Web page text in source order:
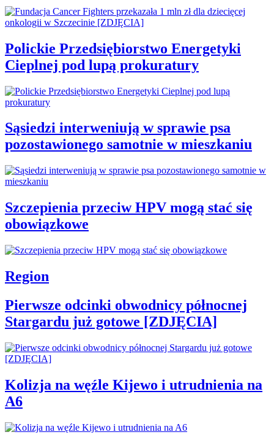
Polickie Przedsiębiorstwo Energetyki
Cieplnej pod lupą prokuratury
Sąsiedzi interweniują w sprawie psa
pozostawionego samotnie w mieszkaniu
Szczepienia przeciw HPV mogą stać się
obowiązkowe
Region
Pierwsze odcinki obwodnicy północnej
Stargardu już gotowe [ZDJĘCIA]
Kolizja na węźle Kijewo i utrudnienia na
A6